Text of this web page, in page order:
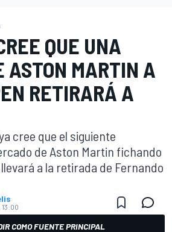
QUE UNA
ASTON MARTIN A
RETIRARÁ A
cree que el siguiente
de Aston Martin fichando
a la retirada de Fernando
COMO FUENTE PRINCIPAL